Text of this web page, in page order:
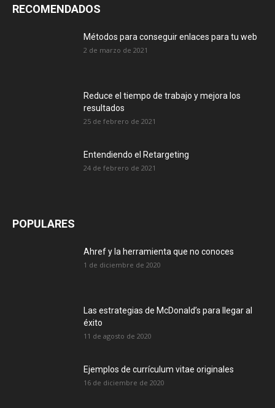
RECOMENDADOS
Métodos para conseguir enlaces para tu web
2 de marzo de 2021
Reduce el tiempo de trabajo y mejora los
resultados
25 de febrero de 2021
Entendiendo el Retargeting
24 de febrero de 2021
POPULARES
Ahref y la herramienta que no conoces
1 de diciembre de 2020
Las estrategias de McDonald’s para llegar al
éxito
11 de agosto de 2020
Ejemplos de currículum vitae originales
16 de diciembre de 2020